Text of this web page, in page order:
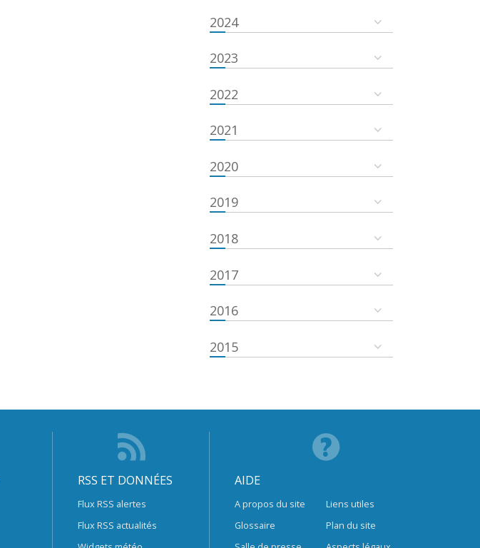
2024
2023
2022
2021
2020
2019
2018
2017
2016
2015
RSS ET DONNÉES
Flux RSS alertes
Flux RSS actualités
AIDE
A propos du site
Glossaire
Liens utiles
Plan du site